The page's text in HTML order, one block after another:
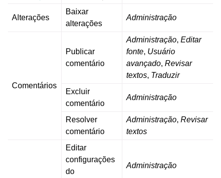
Alterações
Baixar
alterações
Administração
Comentários
Publicar
comentário
Administração, Editar
fonte, Usuário
avançado, Revisar
textos, Traduzir
Excluir
comentário
Administração
Resolver
comentário
Administração, Revisar
textos
Editar
configurações
do
Administração